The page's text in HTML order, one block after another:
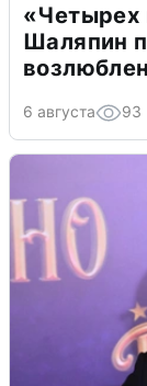
«Четырех
Шаляпин
6 августа 93